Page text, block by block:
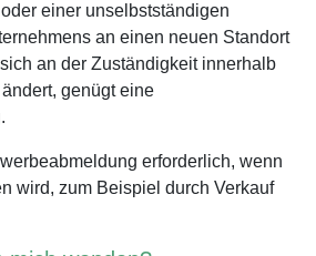
einer unselbstständigen
an einen neuen Standort
an der Zuständigkeit innerhalb
genügt eine
erforderlich, wenn
wird, zum Beispiel durch Verkauf